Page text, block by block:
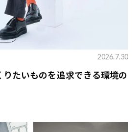
2026.7.30
りたいものを追求できる環境の